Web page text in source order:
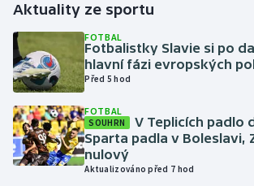
Golf
Házená
Aktuality ze sportu
FOTBAL
Fotbalistky Slavie si po
hlavní fázi evropských
Před 5 hod
FOTBAL
SOUHRN
V Teplicích padlo
Sparta padla v Boleslavi,
nulový
Aktualizováno před 7 hod